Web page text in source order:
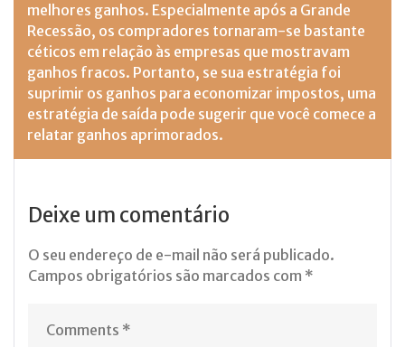
melhores ganhos. Especialmente após a Grande
Recessão, os compradores tornaram-se bastante
céticos em relação às empresas que mostravam
ganhos fracos. Portanto, se sua estratégia foi
suprimir os ganhos para economizar impostos, uma
estratégia de saída pode sugerir que você comece a
relatar ganhos aprimorados.
Deixe um comentário
O seu endereço de e-mail não será publicado.
Campos obrigatórios são marcados com *